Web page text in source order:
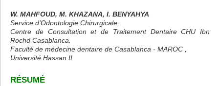
W. MAHFOUD, M. KHAZANA, I. BENYAHYA
Service d’Odontologie Chirurgicale,
Centre de Consultation et de Traitement Dentaire CHU Ibn
Rochd Casablanca.
Faculté de médecine dentaire de Casablanca - MAROC ,
Université Hassan II
RÉSUMÉ